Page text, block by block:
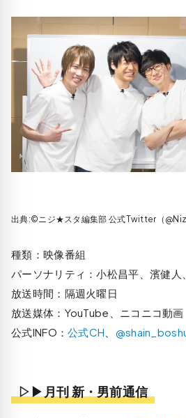
出典:©ニジ★スタ編集部‏ 公式
種類：映像番組
パーソナリティ：小松昌平、濱健人
放送時間：隔週火曜日
放送媒体：YouTube、ニコニコ動画
公式INFO：公式CH
▷▶月刊 新・男前通信